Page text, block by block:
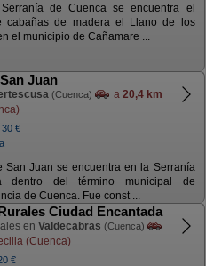
de Cuenca se encuentra el
cabañas de madera el Llano de los
el municipio de Cañamare ...
Juan
(Cuenca) a 20,4 km
30 €
San Juan se encuentra en la Serranía
dentro del término municipal de
de Cuenca. Fue const ...
Ciudad Encantada
en Valdecabras (Cuenca)
(Cuenca)
€